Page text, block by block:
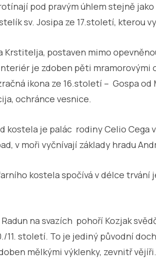
pod pravým úhlem stejně jako
sv. Josipa ze 17.století, kterou
Krstitelja, postaven mimo
Interiér je zdoben pěti
ikona ze 16.století – Gospa
ochránce vesnice.
kostela je palác rodiny Celio Cega
v moři vyčnívají základy hradu
kostela spočívá v délce trvání
na svazích pohoří Kozjak
11. století. To je jediný původní
mělkými výklenky, zevnitř